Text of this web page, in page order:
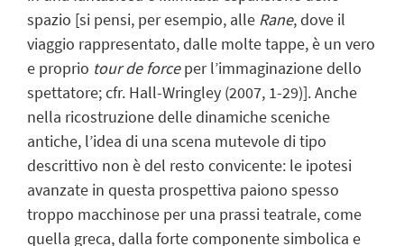
spazio [si pensi, per esempio, alle Rane, dove il
viaggio rappresentato, dalle molte tappe, è un vero
e proprio tour de forceper l’immaginazione dello
spettatore; cfr. Hall-Wringley (2007, 1-29)]. Anche
nella ricostruzione delle dinamiche sceniche
antiche, l’idea di una scena mutevole di tipo
descrittivo non è del resto convicente: le ipotesi
avanzate in questa prospettiva paiono spesso
troppo macchinose per una prassi teatrale, come
quella greca, dalla forte componente simbolica e